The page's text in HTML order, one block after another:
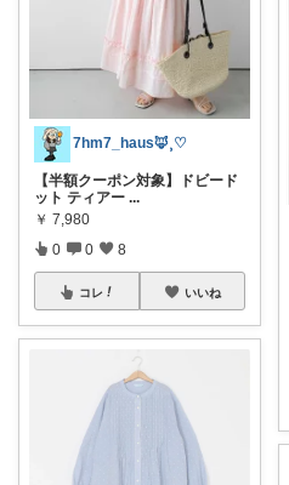
7hm7_haus‪🦊⸒♡
【半額クーポン対象】ドビード
ット ティアー ...
￥ 7,980
0 0 8
コレ いいね